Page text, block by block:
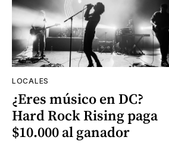
LOCALES
¿Eres músico en DC?
Hard Rock Rising paga
$10.000 al ganador